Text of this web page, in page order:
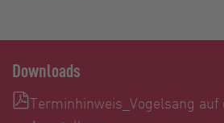
Downloads
Terminhinweis_Vogelsang